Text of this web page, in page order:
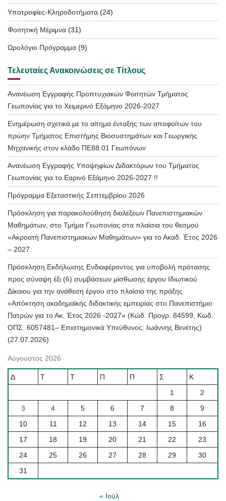
Υποτροφίες-Κληροδοτήματα (24)
Φοιτητική Μέριμνα (31)
Ωρολόγιο Πρόγραμμα (9)
Τελευταίες Ανακοινώσεις σε Τίτλους
Ανανέωση Εγγραφής Προπτυχιακών Φοιτητών Τμήματος
Γεωπονίας για το Χειμερινό Εξάμηνο 2026-2027
Ενημέρωση σχετικά με το αίτημα ένταξης των αποφοίτων του
πρώην Τμήματος Επιστήμης Βιοσυστημάτων και Γεωργικής
Μηχανικής στον κλάδο ΠΕ88.01 Γεωπόνων
Ανανέωση Εγγραφής Υποψηφίων Διδακτόρων του Τμήματος
Γεωπονίας για το Εαρινό Εξάμηνο 2026-2027 !!
Πρόγραμμα Εξεταστικής Σεπτεμβρίου 2026
Πρόσκληση για παρακολούθηση διαλέξεων Πανεπιστημιακών
Μαθημάτων, στο Τμήμα Γεωπονίας στα πλαίσια του θεσμού
«Ακροατή Πανεπιστημιακών Μαθημάτων» για το Ακαδ. Έτος 2026
– 2027.
Πρόσκληση Εκδήλωσης Ενδιαφέροντος για υποβολή πρότασης
προς σύναψη έξι (6) συμβάσεων μίσθωσης έργου Ιδιωτικού
Δίκαιου για την ανάθεση έργου στο πλαίσιο της πράξης
«Απόκτηση ακαδημαϊκής διδακτικής εμπειρίας στο Πανεπιστήμιο
Πατρών για το Ακ. Έτος 2026 -2027» (Κώδ. Προγρ. 84599, Κωδ.
ΟΠΣ: 6057481– Επιστημονικά Υπεύθυνος: Ιωάννης Βενέτης)
(27.07.2026)
Αύγουστος 2026
Δ Τ Τ Π Π Σ
Κ
1
2
3
4 5 6 7 8
9
10
11 12 13 14 15
16
17
18 19 20 21 22
23
24
25 26 27 28 29
30
31
« Ιούλ